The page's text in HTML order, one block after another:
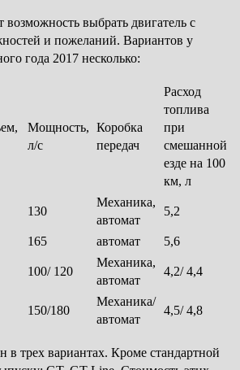
возможность выбрать двигатель с
и пожеланий. Вариантов у
года 2017 несколько:
Мощность,
л/с
Коробка
передач
Расход
топлива
при
смешанной
езде на 100
км, л
130
Механика,
автомат
5,2
165 автомат
5,6
100/ 120
Механика,
автомат
4,2/ 4,4
150/180
Механика/
автомат
4,5/ 4,8
в трех вариантах. Кроме стандартной